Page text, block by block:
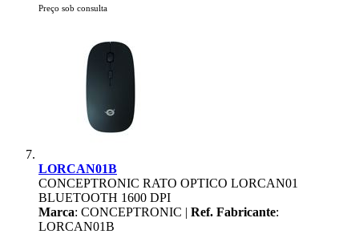
Preço sob consulta
LORCAN01B
CONCEPTRONIC RATO OPTICO LORCAN01
BLUETOOTH 1600 DPI
Marca: CONCEPTRONIC | Ref. Fabricante:
LORCAN01B